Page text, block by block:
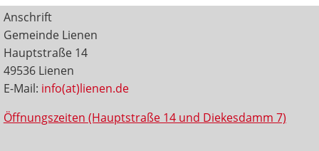
Anschrift
Gemeinde Lienen
Hauptstraße 14
49536 Lienen
E-Mail: info(at)lienen.de
Öffnungszeiten (Hauptstraße 14 und Diekesdamm 7)